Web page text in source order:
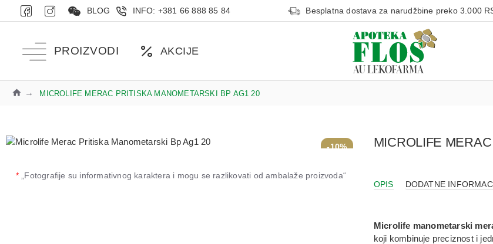
BLOG INFO: +381 66 888 85 84 Besplatna dostava za narudžbine preko 3.000
PROIZVODI AKCIJE
MICROLIFE MERAC PRITISKA MANOMETARSKI BP AG1 20
-10%
*„Fotografije su informativnog karaktera i mogu se razlikovati od ambalaže proizvoda“
MICROLIFE
OPIS DODATNE
Microlife manometarski
koji kombinuje preciznost i